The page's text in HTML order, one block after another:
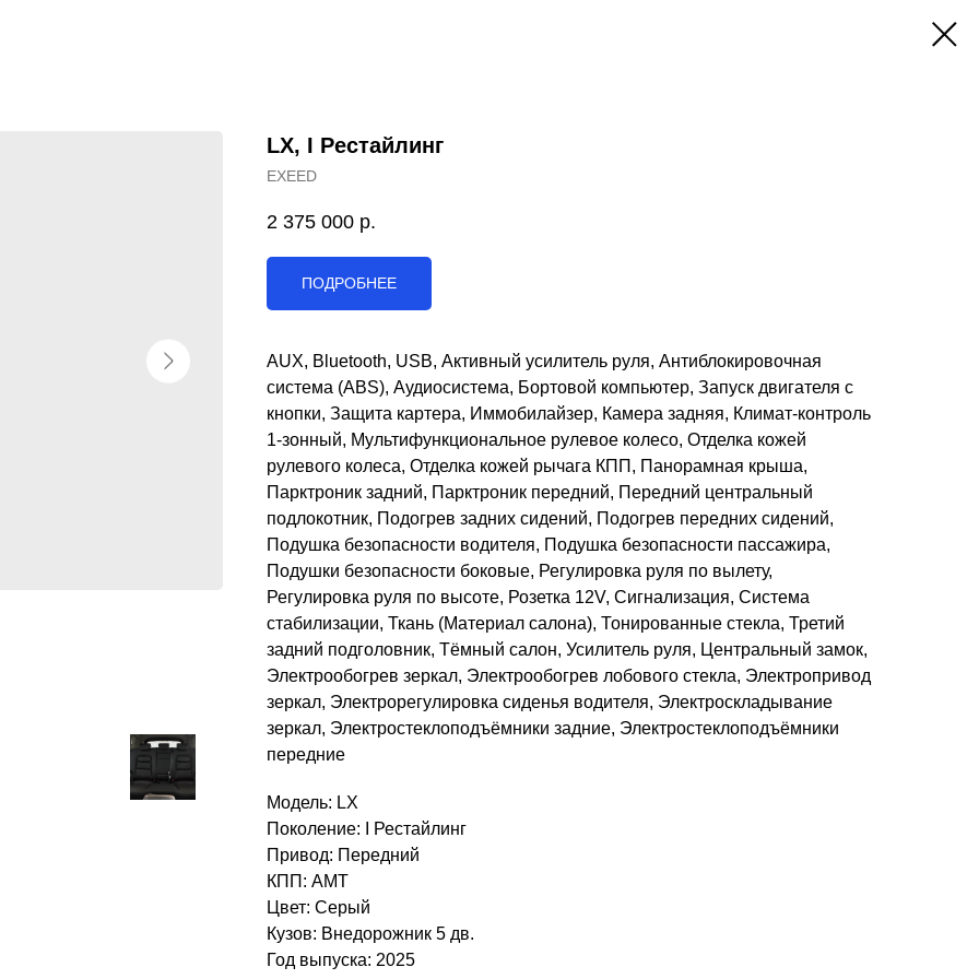
LX, I Рестайлинг
EXEED
2 375 000 р.
ПОДРОБНЕЕ
AUX, Bluetooth, USB, Активный усилитель руля, Антиблокировочная
система (ABS), Аудиосистема, Бортовой компьютер, Запуск двигателя с
кнопки, Защита картера, Иммобилайзер, Камера задняя, Климат-контроль
1-зонный, Мультифункциональное рулевое колесо, Отделка кожей
рулевого колеса, Отделка кожей рычага КПП, Панорамная крыша,
Парктроник задний, Парктроник передний, Передний центральный
подлокотник, Подогрев задних сидений, Подогрев передних сидений,
Подушка безопасности водителя, Подушка безопасности пассажира,
Подушки безопасности боковые, Регулировка руля по вылету,
Регулировка руля по высоте, Розетка 12V, Сигнализация, Система
стабилизации, Ткань (Материал салона), Тонированные стекла, Третий
задний подголовник, Тёмный салон, Усилитель руля, Центральный замок,
Электрообогрев зеркал, Электрообогрев лобового стекла, Электропривод
зеркал, Электрорегулировка сиденья водителя, Электроскладывание
зеркал, Электростеклоподъёмники задние, Электростеклоподъёмники
передние
Модель: LX
Поколение: I Рестайлинг
Привод: Передний
КПП: AMT
Цвет: Серый
Кузов: Внедорожник 5 дв.
Год выпуска: 2025